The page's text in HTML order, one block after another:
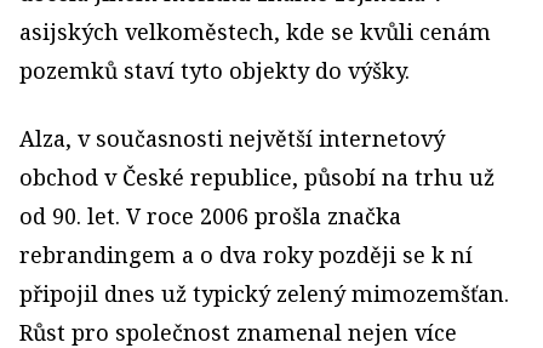
asijských velkoměstech, kde se kvůli cenám
pozemků staví tyto objekty do výšky.
Alza, v současnosti největší internetový
obchod v České republice, působí na trhu už
od 90. let. V roce 2006 prošla značka
rebrandingem a o dva roky později se k ní
připojil dnes už typický zelený mimozemšťan.
Růst pro společnost znamenal nejen více